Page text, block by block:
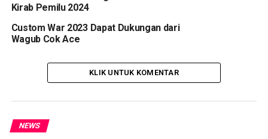
Kirab Pemilu 2024
Custom War 2023 Dapat Dukungan dari
Wagub Cok Ace
KLIK UNTUK KOMENTAR
NEWS